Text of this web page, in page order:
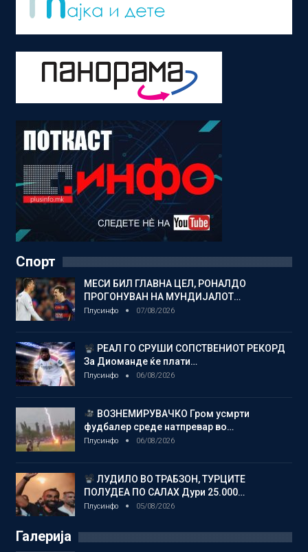
Спорт
МЕСИ БИЛ ГЛАВНА ЦЕЛ, РОНАЛДО
ПРОГОНУВАН НА МУНДИЈАЛОТ…
Плусинфо 07/08/2026
РЕАЛ ГО СРУШИ СОПСТВЕНИОТ РЕКОРД
За Диоманде ќе плати…
Плусинфо 06/08/2026
ВОЗНЕМИРУВАЧКО Гром усмрти
фудбалер среде натпревар во…
Плусинфо 06/08/2026
ЛУДИЛО ВО ТРАБЗОН, ТУРЦИТЕ
ПОЛУДЕА ПО САЛАХ Дури 25.000…
Плусинфо 05/08/2026
Галерија